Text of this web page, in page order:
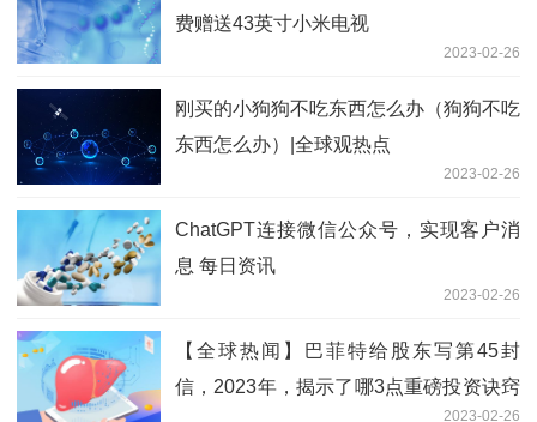
费赠送43英寸小米电视
2023-02-26
刚买的小狗狗不吃东西怎么办（狗狗不吃
东西怎么办）|全球观热点
2023-02-26
ChatGPT连接微信公众号，实现客户消
息 每日资讯
2023-02-26
【全球热闻】巴菲特给股东写第45封
信，2023年，揭示了哪3点重磅投资诀窍
2023-02-26